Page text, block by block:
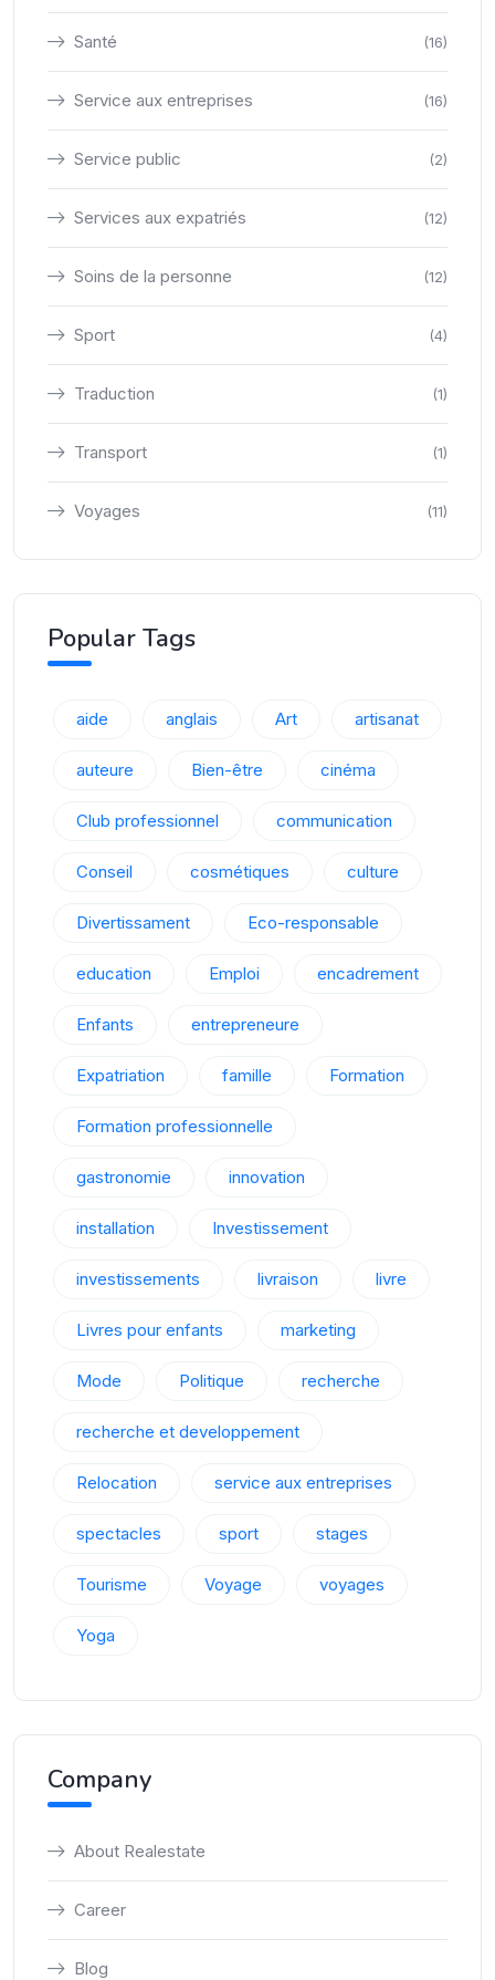
Santé (16)
Service aux entreprises (16)
Service public (2)
Services aux expatriés (12)
Soins de la personne (12)
Sport (4)
Traduction (1)
Transport (1)
Voyages (11)
Popular Tags
aide anglais Art artisanat
auteure Bien-être cinéma
Club professionnel communication
Conseil cosmétiques culture
Divertissament Eco-responsable
education Emploi encadrement
Enfants entrepreneure
Expatriation famille Formation
Formation professionnelle
gastronomie innovation
installation Investissement
investissements livraison livre
Livres pour enfants marketing
Mode Politique recherche
recherche et developpement
Relocation service aux entreprises
spectacles sport stages
Tourisme Voyage voyages
Yoga
Company
About Realestate
Career
Blog